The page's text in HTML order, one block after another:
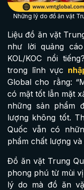
Những lý do đồ ăn vặt
Liệu đồ ăn vặt
như lời quảng
KOL/KOC nổi
trong lĩnh vực
Global cho rằng:
có mặt tốt lẫn mặt
những sản phẩm
lượng không tốt.
Quốc vẫn có
phẩm chất lượng
Đồ ăn vặt Trung
phong phú từ mùi
lý do mà đồ ăn